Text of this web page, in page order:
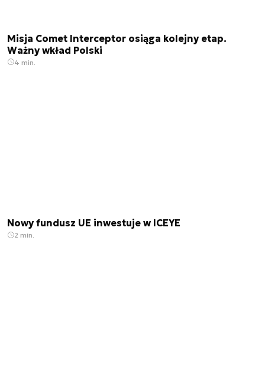
Misja Comet Interceptor osiąga kolejny etap.
Ważny wkład Polski
4 min.
Nowy fundusz UE inwestuje w ICEYE
2 min.